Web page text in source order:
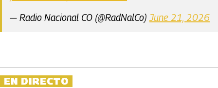
— Radio Nacional CO (@RadNalCo)June 21, 2026
EN DIRECTO